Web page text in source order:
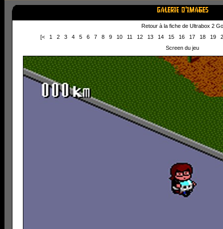
Retour à la fiche de Ultrabox 2 Go
[<
1 2 3 4 5 6 7 8 9 10 11 12 13 14 15 16 17 18 19
Screen du jeu